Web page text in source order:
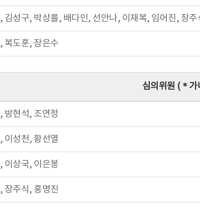
김성구, 박상률, 배다인, 선안나, 이재복, 임어진, 장주
복도훈, 장은수
심의위원 (＊가
방현석, 조연정
이성천, 황선열
이상국, 이은봉
장주식, 홍명진